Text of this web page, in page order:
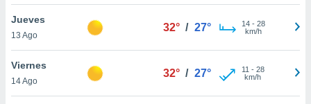
sitio
En
sean
Jueves
13 Ago
32° / 27° 14- 28
km/h
Viernes
14 Ago
32° / 27° 11 - 28
km/h